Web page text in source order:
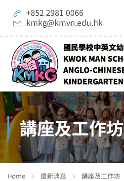
+852 2981 0066
kmkg@kmvn.edu.hk
講座及工作坊
Home 最新消息 講座及工作坊